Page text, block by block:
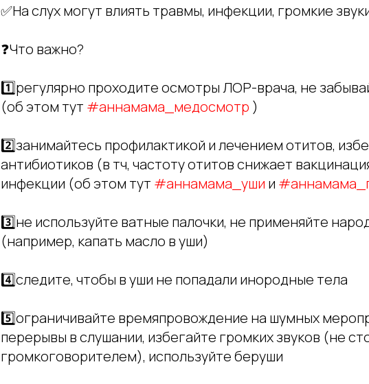
✅На слух могут влиять травмы, инфекции, громкие
❓Что важно?
1️⃣регулярно проходите осмотры ЛОР-врача, не
(об этом тут #аннамама_медосмотр )
2️⃣занимайтесь профилактикой и лечением отитов,
антибиотиков (в тч, частоту отитов снижает
инфекции (об этом тут #аннамама_уши и
3️⃣не используйте ватные палочки, не применяйте
(например, капать масло в уши)
4️⃣следите, чтобы в уши не попадали инородные тела
5️⃣ограничивайте времяпровождение на шумных
перерывы в слушании, избегайте громких звуков (не
громкоговорителем), используйте беруши